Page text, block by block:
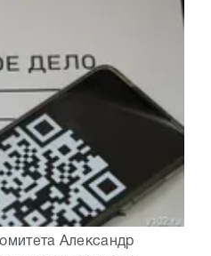
Александр